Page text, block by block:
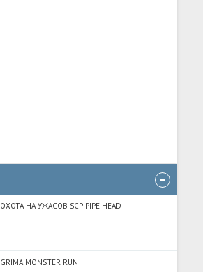
ОХОТА НА УЖАСОВ SCP PIPE HEAD
GRIMA MONSTER RUN